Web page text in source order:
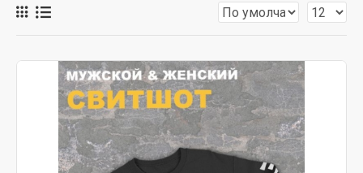
Футболки, худи, дакимакуры с waifu. Постеры,